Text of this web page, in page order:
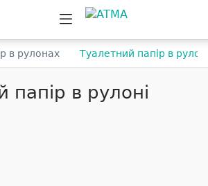
в рулонах Туалетний папір в
папір в рулоні